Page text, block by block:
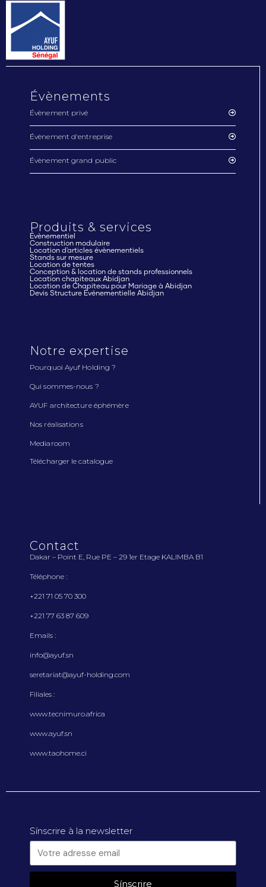
Évènements
Évènement privé
Évènement d'entreprise
Évènement grand public
Produits & services
Évènementiel
Construction modulaire
Location d'articles évènementiels
Stands sur mesure
Location de tentes
Conception & location de stands professionnels
Location chapiteaux Abidjan
Location de Chapiteau pour Mariage à Abidjan
Devis Structure Événementielle Abidjan
Notre expertise
Pourquoi Ayuf Holding ?
Qui sommes-nous ?
AYUF architecture éphémère
Nos réalisations
Mediaroom
Télécharger le catalogue
Contact
Dakar – Point E, Rue PE – 29 1er Etage KALIMBA B1
Téléphone :
+221 71 05 70 300
+221 77 63 87 609
Emails :
info@ayuf.sn
seretariat@ayuf-holding.com
Filiales :
www.tecnimuro.africa
www.ayuf.sn
www.taohome.ci
Sínscrire à la newsletter
Sínscrire